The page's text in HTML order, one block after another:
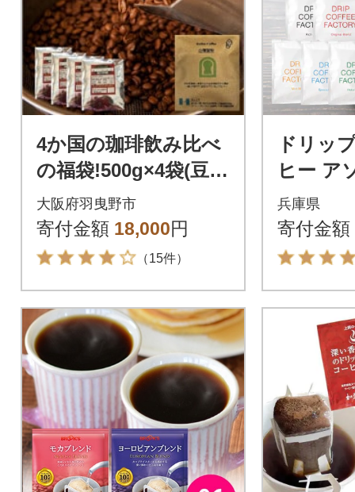
4か国の珈琲飲み比べ
の福袋!500g×4袋(豆)&
古墳珈琲ドリップバ
ッグ1袋!
大阪府羽曳野市
寄付金額 18,000円
（15件）
ドリッ
ヒー ア
5種 100
兵庫県
寄付金額